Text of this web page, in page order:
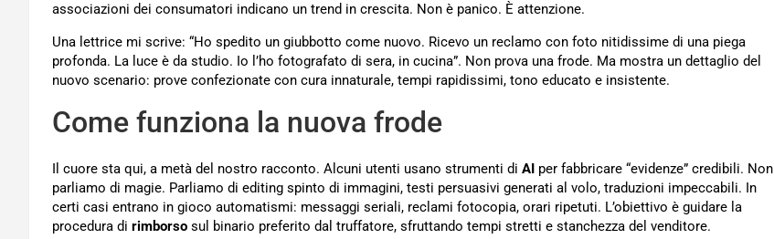
associazioni dei consumatori indicano un trend in crescita. Non è panico. È attenzione.
Una lettrice mi scrive: “Ho spedito un giubbotto come nuovo. Ricevo un reclamo con foto nitidissime di una piega
profonda. La luce è da studio. Io l’ho fotografato di sera, in cucina”. Non prova una frode. Ma mostra un dettaglio del
nuovo scenario: prove confezionate con cura innaturale, tempi rapidissimi, tono educato e insistente.
Come funziona la nuova frode
Il cuore sta qui, a metà del nostro racconto. Alcuni utenti usano strumenti di AI per fabbricare “evidenze” credibili. Non
parliamo di magie. Parliamo di editing spinto di immagini, testi persuasivi generati al volo, traduzioni impeccabili. In
certi casi entrano in gioco automatismi: messaggi seriali, reclami fotocopia, orari ripetuti. L’obiettivo è guidare la
procedura di rimborso sul binario preferito dal truffatore, sfruttando tempi stretti e stanchezza del venditore.